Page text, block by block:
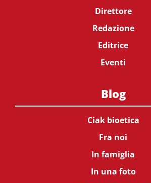
Direttore
Redazione
Editrice
Eventi
Blog
Ciak bioetica
Fra noi
In famiglia
In una foto